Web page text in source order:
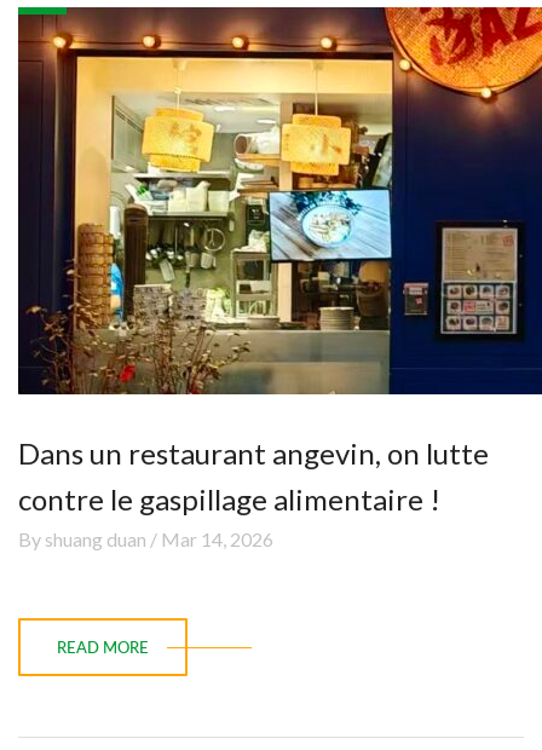
Dans un restaurant angevin, on lutte
contre le gaspillage alimentaire !
By shuang duan / Mar 14, 2026
READ MORE